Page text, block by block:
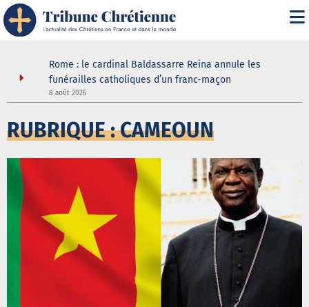
de la
Rome : le cardinal Baldassarre Reina annule les
funérailles catholiques d’un franc-maçon
8 août 2026
RUBRIQUE : CAMEOUN